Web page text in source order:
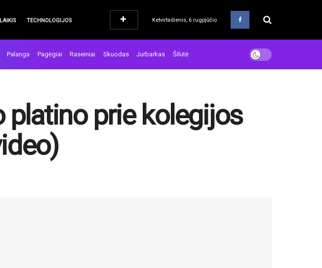
TECHNOLOGIJOS Ketvirtadienis, 6 rugpjūčio
Palanga Pagėgiai Raseiniai Skuodas Jurbarkas Šilutė
platino prie kolegijos